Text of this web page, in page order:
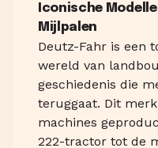
Iconische
Mijlpalen
Deutz-Fahr is een
wereld van
geschiedenis die
teruggaat. Dit
machines
222-tractor tot de